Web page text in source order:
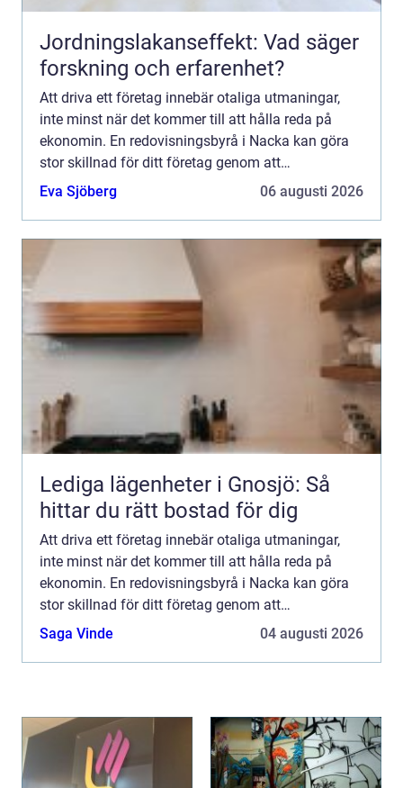
Jordningslakanseffekt: Vad säger
forskning och erfarenhet?
Att driva ett företag innebär otaliga utmaningar,
inte minst när det kommer till att hålla reda på
ekonomin. En redovisningsbyrå i Nacka kan göra
stor skillnad för ditt företag genom att
säkerst&au...
Eva Sjöberg 06 augusti 2026
Lediga lägenheter i Gnosjö: Så
hittar du rätt bostad för dig
Att driva ett företag innebär otaliga utmaningar,
inte minst när det kommer till att hålla reda på
ekonomin. En redovisningsbyrå i Nacka kan göra
stor skillnad för ditt företag genom att
säkerst&au...
Saga Vinde 04 augusti 2026